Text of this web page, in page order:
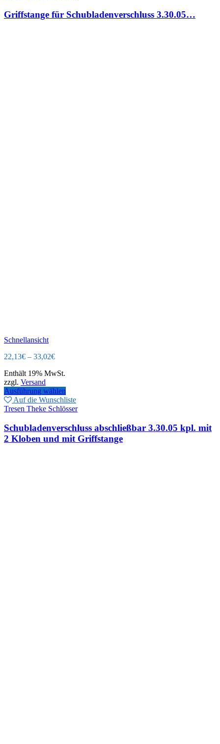
Griffstange für Schubladenverschluss 3.30.05…
Schnellansicht
22,13€ – 33,02€
Enthält 19% MwSt.
zzgl. Versand
Ausführung wählen
Auf die Wunschliste
Tresen Theke Schlösser
Schubladenverschluss abschließbar 3.30.05 kpl. mit
2 Kloben und mit Griffstange